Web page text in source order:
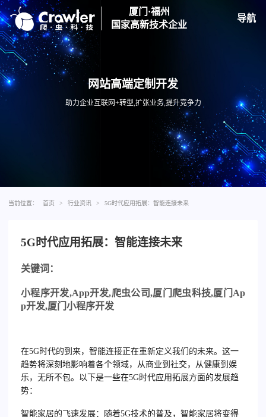
厦门·福州
国家高新技术企业
导航
网站高端定制开发
助力企业互联网+转型,扩张业务,提升竞争力
当前位置： 首页 > 行业资讯 > 5G时代应用拓展：智能连接未来
5G时代应用拓展：智能连接未来
关键词：
小程序开发,App开发,爬虫公司,厦门爬虫科技,厦门 Ap
p开发,厦门小程序开发
在5G时代的到来，智能连接正在重新定义我们的未来。这一
趋势将深刻地影响着各个领域，从商业到社交，从健康到娱
乐，无所不包。以下是一些在5G时代应用拓展方面的发展趋
势：
智能家居的飞速发展：随着5G技术的普及，智能家居将变得